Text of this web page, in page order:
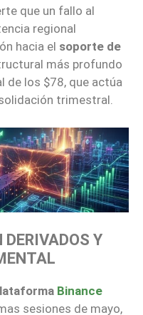
que un fallo al
regional
hacia el soporte de
más profundo
de los $78, que actúa
trimestral.
Y
Binance
sesiones de mayo,